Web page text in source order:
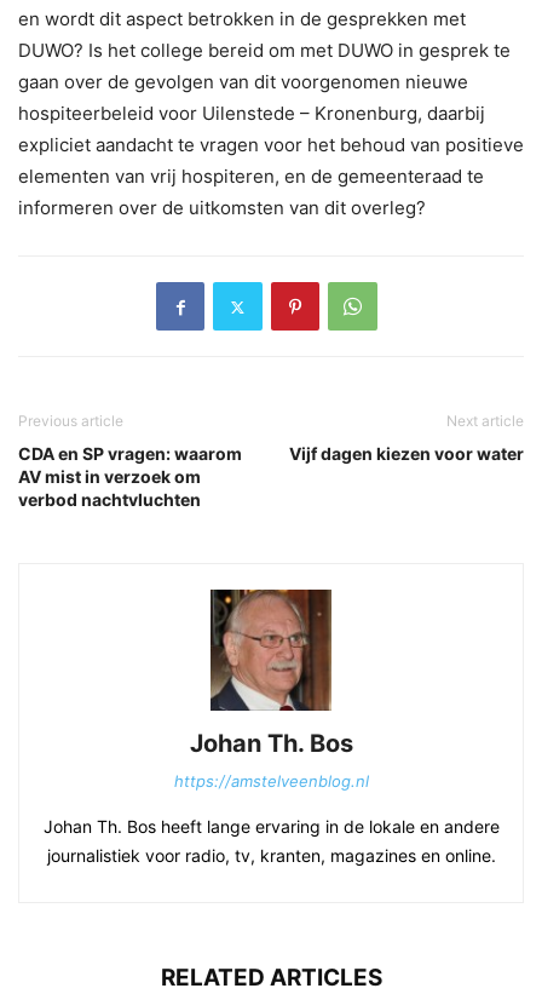
en wordt dit aspect betrokken in de gesprekken met
DUWO? Is het college bereid om met DUWO in gesprek te
gaan over de gevolgen van dit voorgenomen nieuwe
hospiteerbeleid voor Uilenstede – Kronenburg, daarbij
expliciet aandacht te vragen voor het behoud van positieve
elementen van vrij hospiteren, en de gemeenteraad te
informeren over de uitkomsten van dit overleg?
Previous article
CDA en SP vragen: waarom
AV mist in verzoek om
verbod nachtvluchten
Next article
Vijf dagen kiezen voor water
Johan Th. Bos
https://amstelveenblog.nl
Johan Th. Bos heeft lange ervaring in de lokale en andere
journalistiek voor radio, tv, kranten, magazines en online.
RELATED ARTICLES